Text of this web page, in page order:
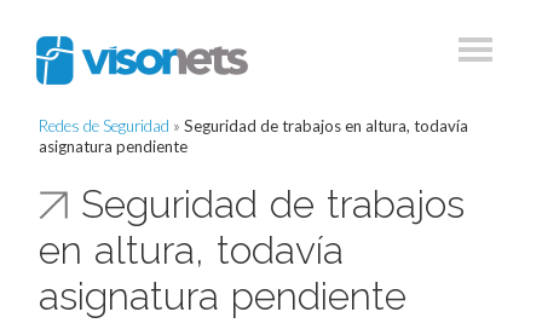
Redes de Seguridad » Seguridad de trabajos en altura, todavía
asignatura pendiente
Seguridad de trabajos
en altura, todavía
asignatura pendiente